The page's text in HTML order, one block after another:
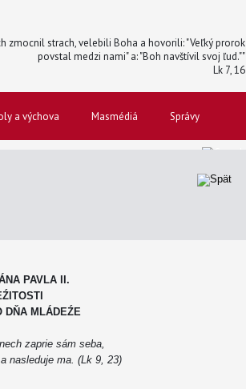
zmocnil strach, velebili Boha a hovorili: "Veľký prorok
povstal medzi nami" a: "Boh navštívil svoj ľud.""
Lk 7, 16
a výchova Masmédiá Správy
PAVLA II.
DŇA MLÁDEŹE
zaprie sám seba,
nasleduje ma. (Lk 9, 23)